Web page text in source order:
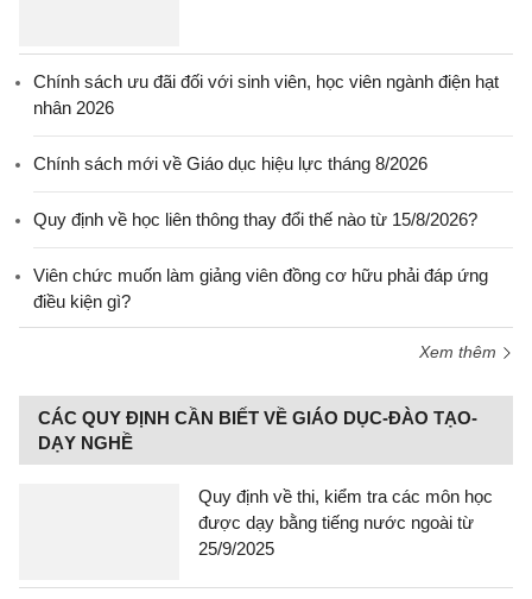
Chính sách ưu đãi đối với sinh viên, học viên ngành điện hạt
nhân 2026
Chính sách mới về Giáo dục hiệu lực tháng 8/2026
Quy định về học liên thông thay đổi thế nào từ 15/8/2026?
Viên chức muốn làm giảng viên đồng cơ hữu phải đáp ứng
điều kiện gì?
Xem thêm
CÁC QUY ĐỊNH CẦN BIẾT VỀ GIÁO DỤC-ĐÀO TẠO-
DẠY NGHỀ
Quy định về thi, kiểm tra các môn học
được dạy bằng tiếng nước ngoài từ
25/9/2025